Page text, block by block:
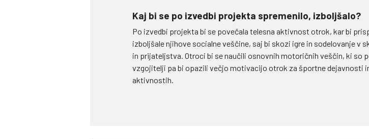
Kaj bi se po izvedbi projekta spremenilo, izboljšalo?
Po izvedbi projekta bi se povečala telesna aktivnost otrok, kar bi
izboljšale njihove socialne veščine, saj bi skozi igre in sodelovanje v
in prijateljstva. Otroci bi se naučili osnovnih motoričnih veščin, ki so
vzgojitelji pa bi opazili večjo motivacijo otrok za športne dejavnosti
aktivnostih.